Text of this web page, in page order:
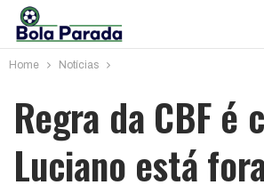
Home Notícias
Regra da CBF é
Luciano está